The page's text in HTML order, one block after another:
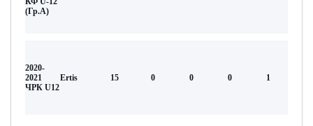
(Гр.А)
2020-
2021
ЧРК U12
Ertis 15 0 0 0 1